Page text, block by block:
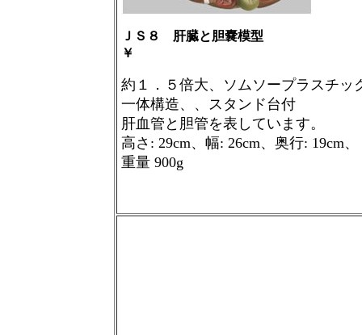
ＪＳ８ 肝臓と胆嚢模型
￥
約１．５倍大、ソムソープラスチッ
一体構造、、スタンド台付
肝血管と胆管を表しています。
高さ : 29cm、幅: 26cm、奥行: 19cm、
重量 900g